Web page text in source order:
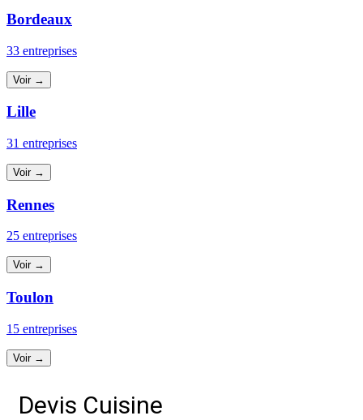
Bordeaux
33 entreprises
Voir →
Lille
31 entreprises
Voir →
Rennes
25 entreprises
Voir →
Toulon
15 entreprises
Voir →
Devis Cuisine